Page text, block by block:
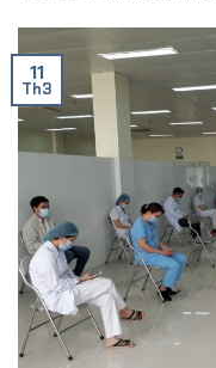
11
Th3